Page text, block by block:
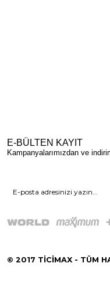
E-BÜLTEN KAYIT
Kampanyalarımızdan ve
© 2017 TİCİMAX - TÜM